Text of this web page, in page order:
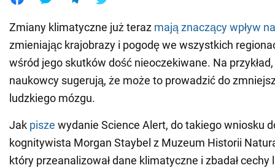
Zmiany klimatyczne już teraz mają znaczący wpływ
zmieniając krajobrazy i pogodę we wszystkich
wśród jego skutków dość nieoczekiwane. Na
naukowcy sugerują, że może to prowadzić do
ludzkiego mózgu.
Jak pisze wydanie Science Alert, do takiego wniosku
kognitywista Morgan Staybel z Muzeum Historii
który przeanalizował dane klimatyczne i zbadał